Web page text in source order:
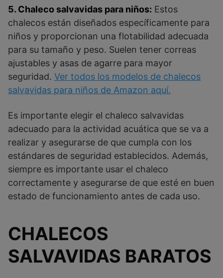
5. Chaleco salvavidas para niños: Estos
chalecos están diseñados específicamente para
niños y proporcionan una flotabilidad adecuada
para su tamaño y peso. Suelen tener correas
ajustables y asas de agarre para mayor
seguridad. Ver todos los modelos de chalecos
salvavidas para niños de Amazon aquí.
Es importante elegir el chaleco salvavidas
adecuado para la actividad acuática que se va a
realizar y asegurarse de que cumpla con los
estándares de seguridad establecidos. Además,
siempre es importante usar el chaleco
correctamente y asegurarse de que esté en buen
estado de funcionamiento antes de cada uso.
CHALECOS
SALVAVIDAS BARATOS